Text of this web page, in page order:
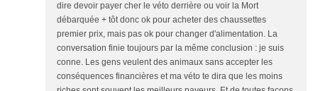
dire devoir payer cher le véto derrière ou voir la Mort
débarquée + tôt donc ok pour acheter des chaussettes
premier prix, mais pas ok pour changer d'alimentation. La
conversation finie toujours par la même conclusion : je suis
conne. Les gens veulent des animaux sans accepter les
conséquences financières et ma véto te dira que les moins